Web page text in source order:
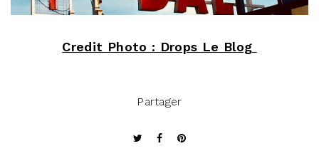
Credit Photo : Drops Le Blog
Partager